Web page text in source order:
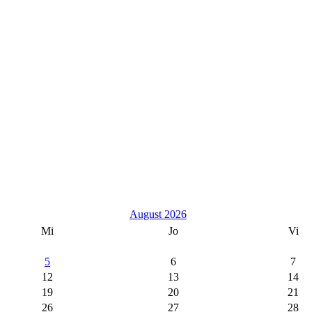
August 2026
Mi Jo Vi
5 6
7
12 13
14
19 20
21
26 27 28